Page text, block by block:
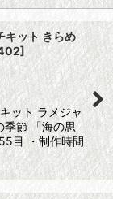
ット きらめ
]
ット ラメジャ
季節 「海の思
目 ・制作時間